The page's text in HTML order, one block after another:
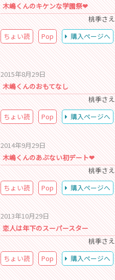
木嶋くんのキケンな学園祭❤
桃季さえ
ちょい読
Pop 購入ページへ
2015年8月29日
木嶋くんのおもてなし
桃季さえ
ちょい読
Pop 購入ページへ
2014年9月29日
木嶋くんのあぶない初デート❤
桃季さえ
ちょい読
Pop 購入ページへ
2013年10月29日
恋人は年下のスーパースター
桃季さえ
ちょい読
Pop 購入ページへ